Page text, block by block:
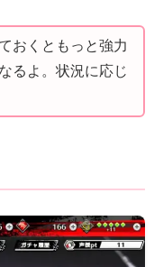
おくともっと強力
るよ。状況に応じ